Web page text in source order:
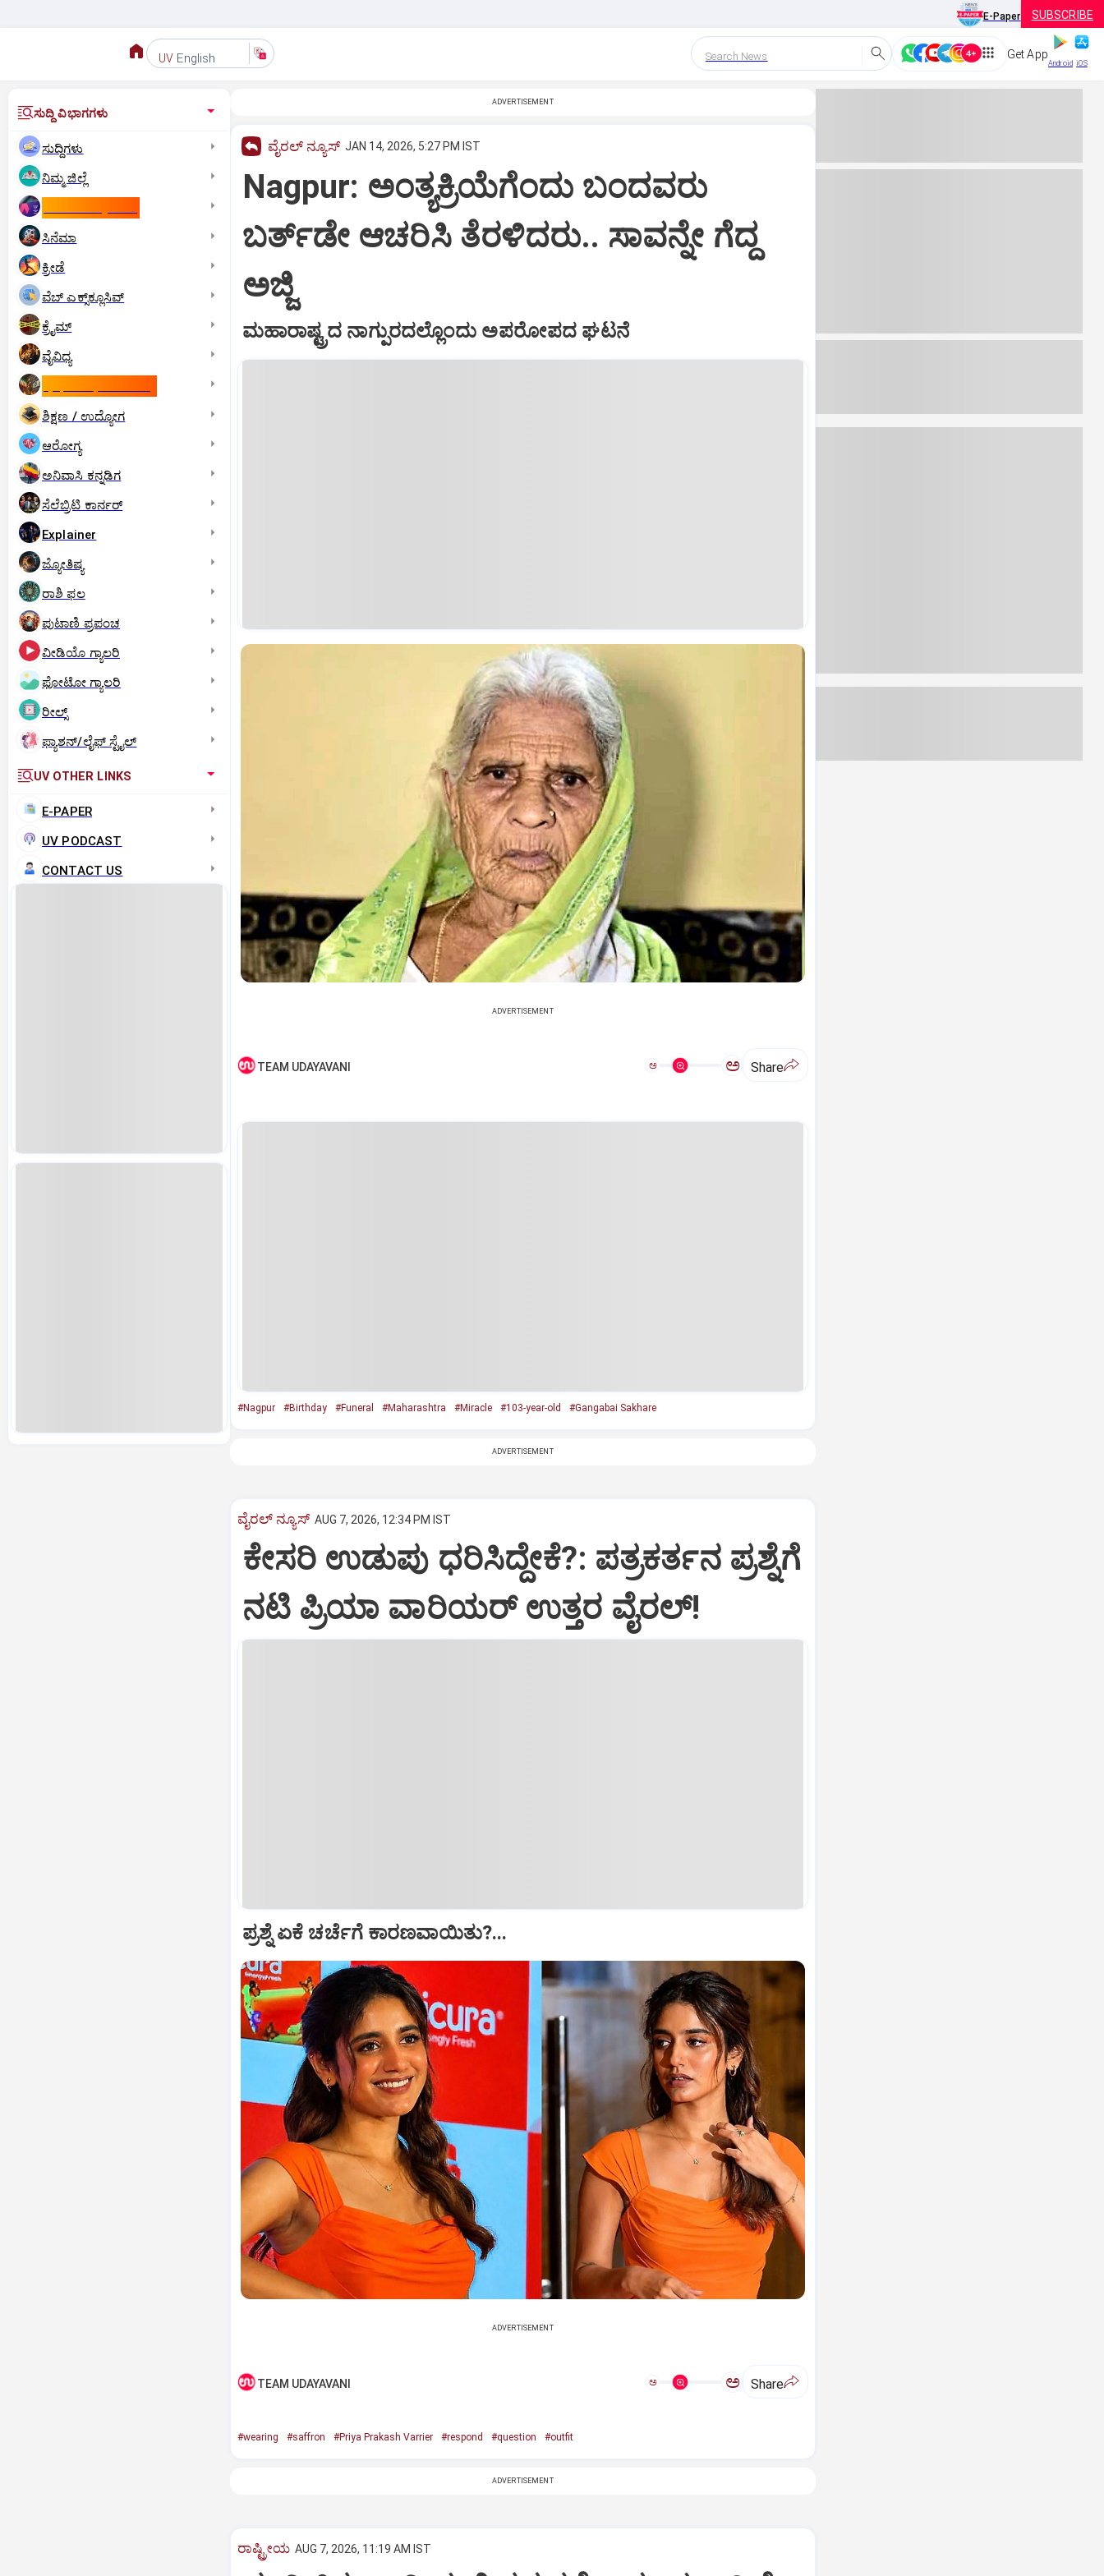
E-Paper SUBSCRIBE
UV English Search News Get App
Android iOS
ಸುದ್ದಿ ವಿಭಾಗಗಳು
ಸುದ್ದಿಗಳು
ನಿಮ್ಮ ಜಿಲ್ಲೆ
ಸಿನೆಮಾ
ಕ್ರೀಡೆ
ವೆಬ್ ಎಕ್ಸ್‌ಕ್ಲೂಸಿವ್
ಕ್ರೈಮ್
ವೈವಿಧ್ಯ
ಶಿಕ್ಷಣ / ಉದ್ಯೋಗ
ಆರೋಗ್ಯ
ಅನಿವಾಸಿ ಕನ್ನಡಿಗ
ಸೆಲೆಬ್ರಿಟಿ ಕಾರ್ನರ್‌
Explainer
ಜ್ಯೋತಿಷ್ಯ
ರಾಶಿ ಫಲ
ಪುಟಾಣಿ ಪ್ರಪಂಚ
ವೀಡಿಯೊ ಗ್ಯಾಲರಿ
ಫೋಟೋ ಗ್ಯಾಲರಿ
ರೀಲ್ಸ್
ಫ್ಯಾಶನ್/ಲೈಫ್‌ ಸ್ಟೈಲ್
UV OTHER LINKS
E-PAPER
UV PODCAST
CONTACT US
ADVERTISEMENT
ವೈರಲ್ ನ್ಯೂಸ್ JAN 14, 2026, 5:27 PM IST
Nagpur: ಅಂತ್ಯಕ್ರಿಯೆಗೆಂದು ಬಂದವರು
ಬರ್ತ್‌ಡೇ ಆಚರಿಸಿ ತೆರಳಿದರು.. ಸಾವನ್ನೇ ಗೆದ್ದ
ಅಜ್ಜಿ
ಮಹಾರಾಷ್ಟ್ರದ ನಾಗ್ಪುರದಲ್ಲೊಂದು ಅಪರೋಪದ ಘಟನೆ
ADVERTISEMENT
TEAM UDAYAVANI ಅ ಅ Share
#Nagpur #Birthday #Funeral #Maharashtra #Miracle #103-year-old #Gangabai Sakhare
ADVERTISEMENT
ವೈರಲ್ ನ್ಯೂಸ್ AUG 7, 2026, 12:34 PM IST
ಕೇಸರಿ ಉಡುಪು ಧರಿಸಿದ್ದೇಕೆ?: ಪತ್ರಕರ್ತನ ಪ್ರಶ್ನೆಗೆ
ನಟಿ ಪ್ರಿಯಾ ವಾರಿಯರ್ ಉತ್ತರ ವೈರಲ್!
ಪ್ರಶ್ನೆ ಏಕೆ ಚರ್ಚೆಗೆ ಕಾರಣವಾಯಿತು?...
ADVERTISEMENT
TEAM UDAYAVANI ಅ ಅ Share
#wearing #saffron #Priya Prakash Varrier #respond #question #outfit
ADVERTISEMENT
ರಾಷ್ಟ್ರೀಯ AUG 7, 2026, 11:19 AM IST